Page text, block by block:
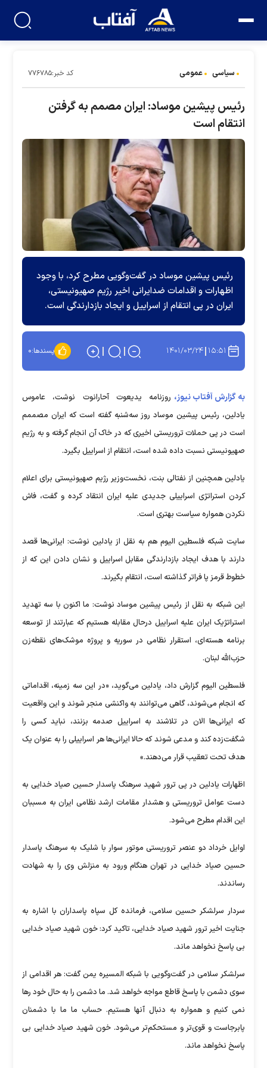
سیاسی عمومی کد خبر:۷۷۶۷۸۵
رئیس پیشین موساد: ایران مصمم به گرفتن
انتقام است
رئیس پیشین موساد در گفت‌وگویی مطرح کرد، با وجود
اظهارات و اقدامات ضدایرانی اخیر رژیم صهیونیستی،
ایران در پی انتقام از اسراییل و ایجاد بازدارندگی است.
۱۵:۵۱ ۱۴۰۱/۰۳/۲۴ پسندها:۰
به گزارش آفتاب نیوز، روزنامه یدیعوت آحارانوت نوشت، عاموس
یادلین، رئیس پیشین موساد روز سه‌شنبه گفته است که ایران مصممم
است در پی حملات تروریستی اخیری که در خاک آن انجام گرفته و به رژیم
صهیونیستی نسبت داده شده است، انتقام از اسراییل بگیرد.
یادلین همچنین از نفتالی بنت، نخست‌وزیر رژیم صهیونیستی برای اعلام
کردن استراتژی اسراییلی جدیدی علیه ایران انتقاد کرده و گفت، فاش
نکردن همواره سیاست بهتری است.
سایت شبکه فلسطین الیوم هم به نقل از یادلین نوشت: ایرانی‌ها قصد
دارند با هدف ایجاد بازدارندگی مقابل اسراییل و نشان دادن این که از
خطوط قرمز پا فراتر گذاشته است، انتقام بگیرند.
این شبکه به نقل از رئیس پیشین موساد نوشت: ما اکنون با سه تهدید
استراتژیک ایران علیه اسراییل درحال مقابله هستیم که عبارتند از توسعه
برنامه هسته‌ای، استقرار نظامی در سوریه و پروژه موشک‌های نقطه‌زن
حزب‌الله لبنان.
فلسطین الیوم گزارش داد، یادلین می‌گوید، «در این سه زمینه، اقداماتی
که انجام می‌شوند، گاهی می‌توانند به واکنشی منجر شوند و این واقعیت
که ایرانی‌ها الان در تلاشند به اسراییل صدمه بزنند، نباید کسی را
شگفت‌زده کند و مدعی شوند که حالا ایرانی‌ها هر اسراییلی را به عنوان یک
هدف تحت تعقیب قرار می‌دهند.»
اظهارات یادلین در پی ترور شهید سرهنگ پاسدار حسین صیاد خدایی به
دست عوامل تروریستی و هشدار مقامات ارشد نظامی ایران به مسببان
این اقدام مطرح می‌شود.
اوایل خرداد دو عنصر تروریستی موتور سوار با شلیک به سرهنگ پاسدار
حسین صیاد خدایی در تهران هنگام ورود به منزلش وی را به شهادت
رساندند.
سردار سرلشکر حسین سلامی، فرمانده کل سپاه پاسداران با اشاره به
جنایت اخیر ترور شهید صیاد خدایی، تاکید کرد: خون شهید صیاد خدایی
بی پاسخ نخواهد ماند.
سرلشکر سلامی در گفت‌وگویی با شبکه المسیره یمن گفت: هر اقدامی از
سوی دشمن با پاسخ قاطع مواجه خواهد شد. ما دشمن را به حال خود رها
نمی کنیم و همواره به دنبال آنها هستیم. حساب ما ما با دشمنان
پابرجاست و قوی‌تر و مستحکم‌تر می‌شود. خون شهید صیاد خدایی بی
پاسخ نخواهد ماند.